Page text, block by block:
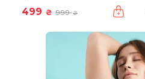
499 ₴ 999₴